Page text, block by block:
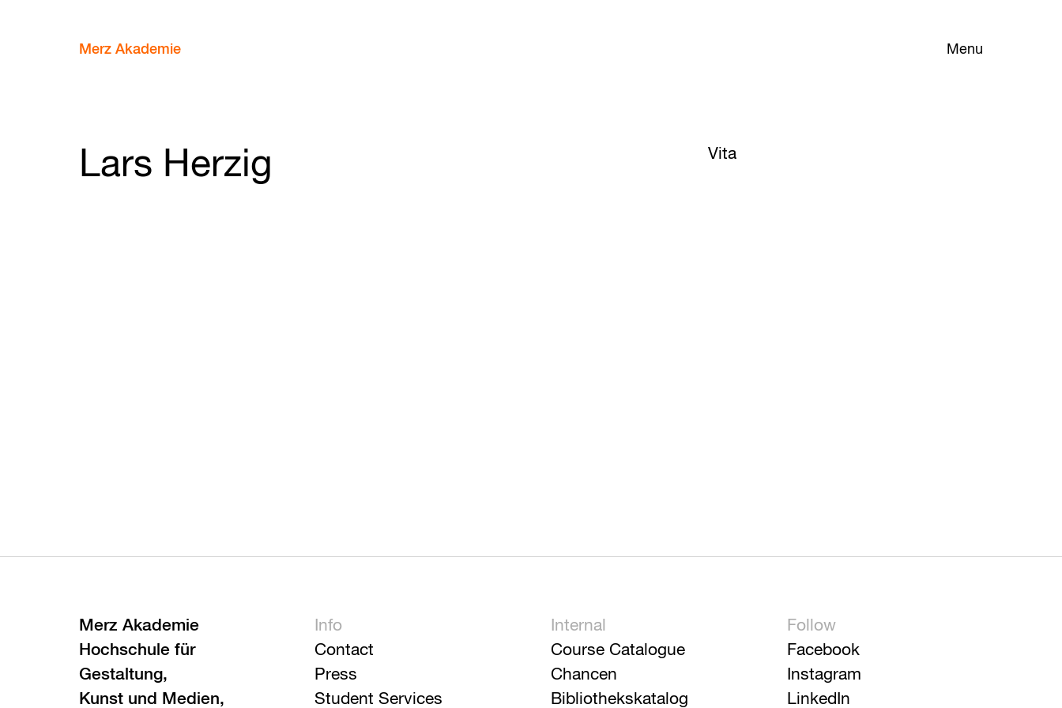
Menu
Merz Akademie
Lars Herzig Vita
Merz Akademie
Hochschule für
Gestaltung,
Kunst und Medien,
Info
Contact
Press
Student Services
Internal
Course Catalogue
Chancen
Bibliothekskatalog
Follow
Facebook
Instagram
LinkedIn